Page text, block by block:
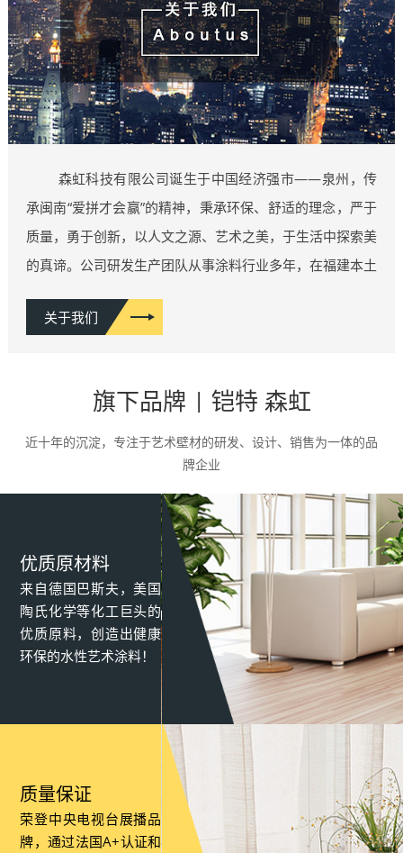
森虹科技有限公司诞生于中国经济强市——泉州，传
承闽南“爱拼才会赢”的精神，秉承环保、舒适的理念，严于
质量，勇于创新，以人文之源、艺术之美，于生活中探索美
的真谛。公司研发生产团队从事涂料行业多年，在福建本土
等类型，积累了丰富的行业经验，厚积薄发，因而拥有了业
品，满足了客户对墙面的个性化需求。
关于我们
旗下品牌 | 铠特 森虹
近十年的沉淀，专注于艺术壁材的研发、设计、销售为一体的品
牌企业
优质原材料
来自德国巴斯夫，美国
陶氏化学等化工巨头的
优质原料，创造出健康
环保的水性艺术涂料！
质量保证
荣登中央电视台展播品
牌，通过法国A+认证和